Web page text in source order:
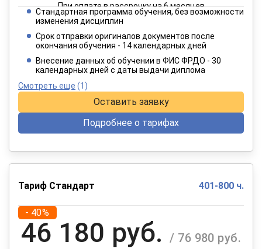
При оплате в рассрочку на 6 месяцев
2 749 руб.
При оплате в рассрочку на 12 месяцев
Стандартная программа обучения, без возможности
изменения дисциплин
Срок отправки оригиналов документов после
окончания обучения - 14 календарных дней
Внесение данных об обучении в ФИС ФРДО - 30
календарных дней с даты выдачи диплома
Смотреть еще (1)
Оставить заявку
Подробнее о тарифах
Тариф Стандарт 401-800 ч.
- 40%
46 180 руб. / 76 980 руб.